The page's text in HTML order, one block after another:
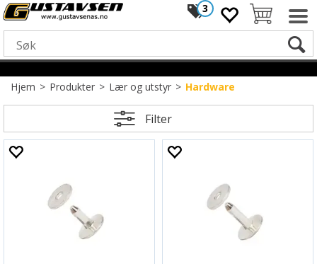
3
Hjem>Produkter>Lær og utstyr>Hardware
Filter